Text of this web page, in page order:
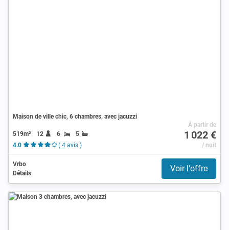
Maison de ville chic, 6 chambres, avec jacuzzi
519m² 12 6
5
4.0
( 4 avis )
À partir de
1 022 €
/ nuit
Vrbo
Détails
Voir l'offre